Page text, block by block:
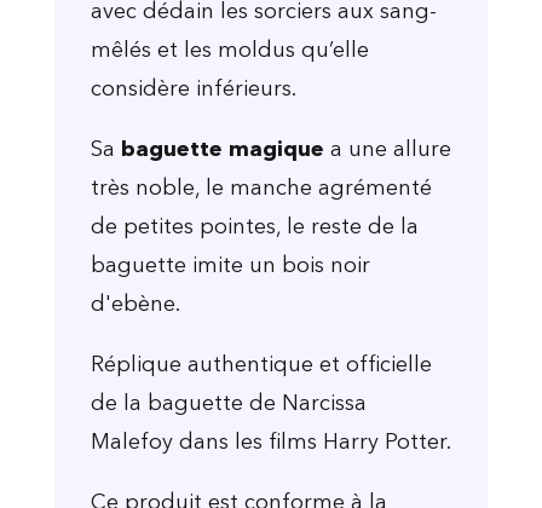
avec dédain les sorciers aux sang-
mêlés et les moldus qu’elle
considère inférieurs.
Sa baguette magique a une allure
très noble, le manche agrémenté
de petites pointes, le reste de la
baguette imite un bois noir
d'ebène.
Réplique authentique et officielle
de la baguette de Narcissa
Malefoy dans les films Harry Potter.